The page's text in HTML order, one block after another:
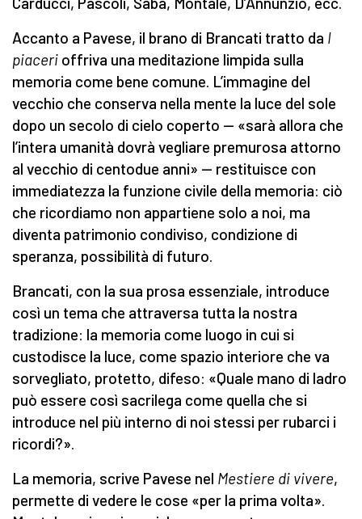
Accanto a Pavese, il brano di Brancati tratto da I
piaceri offriva una meditazione limpida sulla
memoria come bene comune. L’immagine del
vecchio che conserva nella mente la luce del sole
dopo un secolo di cielo coperto — «sarà allora che
l’intera umanità dovrà vegliare premurosa attorno
al vecchio di centodue anni» — restituisce con
immediatezza la funzione civile della memoria: ciò
che ricordiamo non appartiene solo a noi, ma
diventa patrimonio condiviso, condizione di
speranza, possibilità di futuro.
Brancati, con la sua prosa essenziale, introduce
così un tema che attraversa tutta la nostra
tradizione: la memoria come luogo in cui si
custodisce la luce, come spazio interiore che va
sorvegliato, protetto, difeso: «Quale mano di ladro
può essere così sacrilega come quella che si
introduce nel più interno di noi stessi per rubarci i
ricordi?».
La memoria, scrive Pavese nel Mestiere di vivere,
permette di vedere le cose «per la prima volta».